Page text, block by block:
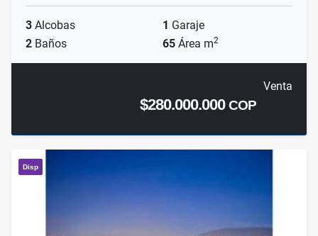
3 Alcobas 1 Garaje
2 Baños 65 Área m2
Venta
$280.000.000COP
Disp